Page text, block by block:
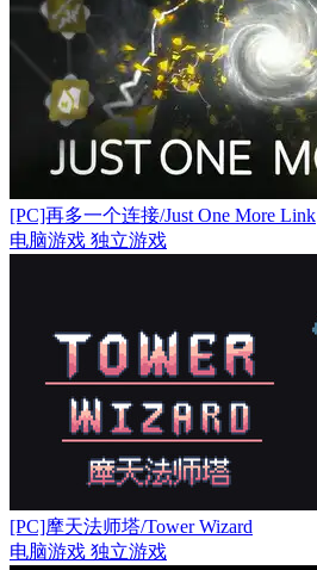
[PC]再多一个连接/Just One More Link
电脑游戏 独立游戏
[PC]摩天法师塔/Tower Wizard
电脑游戏 独立游戏